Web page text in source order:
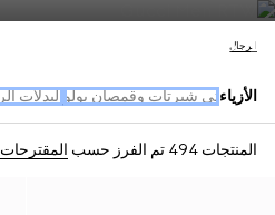
الرجال
الأزياء تي شيرتات وقمصان بولو البدلات
المنتجات 494 تم الفرز حسب المقترحات